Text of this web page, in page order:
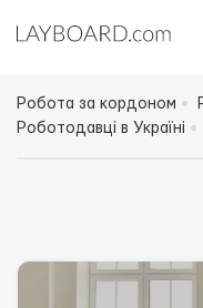
Робота за кордоном
Роботодавці в Україні